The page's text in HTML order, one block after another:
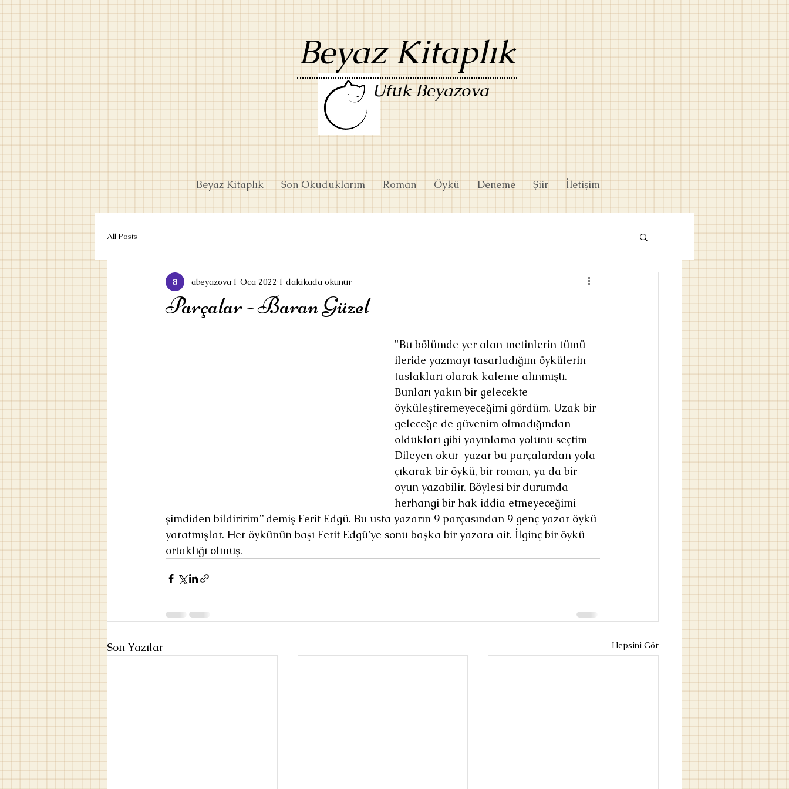
Beyaz Kitaplık
Ufuk Beyazova
Beyaz Kitaplık Son Okuduklarım Roman Öykü Deneme Şiir İletişim
All Posts
Parçalar - Baran Güzel
abeyazova 1 Oca 2022 1 dakikada okunur
"Bu bölümde yer alan metinlerin tümü
ileride yazmayı tasarladığım öykülerin
taslakları olarak kaleme alınmıştı.
Bunları yakın bir gelecekte
öyküleştiremeyeceğimi gördüm. Uzak bir
geleceğe de güvenim olmadığından
oldukları gibi yayınlama yolunu seçtim
Dileyen okur-yazar bu parçalardan yola
çıkarak bir öykü, bir roman, ya da bir
oyun yazabilir. Böylesi bir durumda
herhangi bir hak iddia etmeyeceğimi
şimdiden bildiririm’’ demiş Ferit Edgü. Bu usta yazarın 9 parçasından 9 genç yazar öykü
yaratmışlar. Her öykünün başı Ferit Edgü’ye sonu başka bir yazara ait. İlginç bir öykü
ortaklığı olmuş.
Son Yazılar Hepsini Gör